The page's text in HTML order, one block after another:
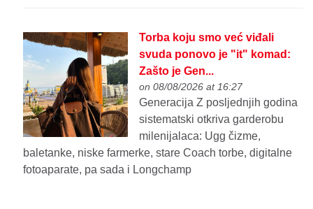
Torba koju smo već viđali
svuda ponovo je "it" komad:
Zašto je Gen...
on 08/08/2026 at 16:27
Generacija Z posljednjih godina
sistematski otkriva garderobu
milenijalaca: Ugg čizme,
baletanke, niske farmerke, stare Coach torbe, digitalne
fotoaparate, pa sada i Longchamp